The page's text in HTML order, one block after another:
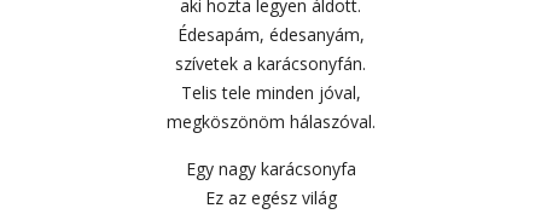
aki hozta legyen áldott.
Édesapám, édesanyám,
szívetek a karácsonyfán.
Telis tele minden jóval,
megköszönöm hálaszóval.
Egy nagy karácsonyfa
Ez az egész világ